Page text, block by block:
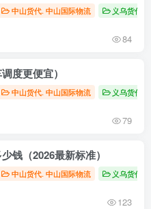
中山货代. 中山国际物流 义乌货代
84
度更便宜）
中山货代. 中山国际物流 义乌货代
79
钱（2026最新标准）
中山货代. 中山国际物流 义乌货代
123